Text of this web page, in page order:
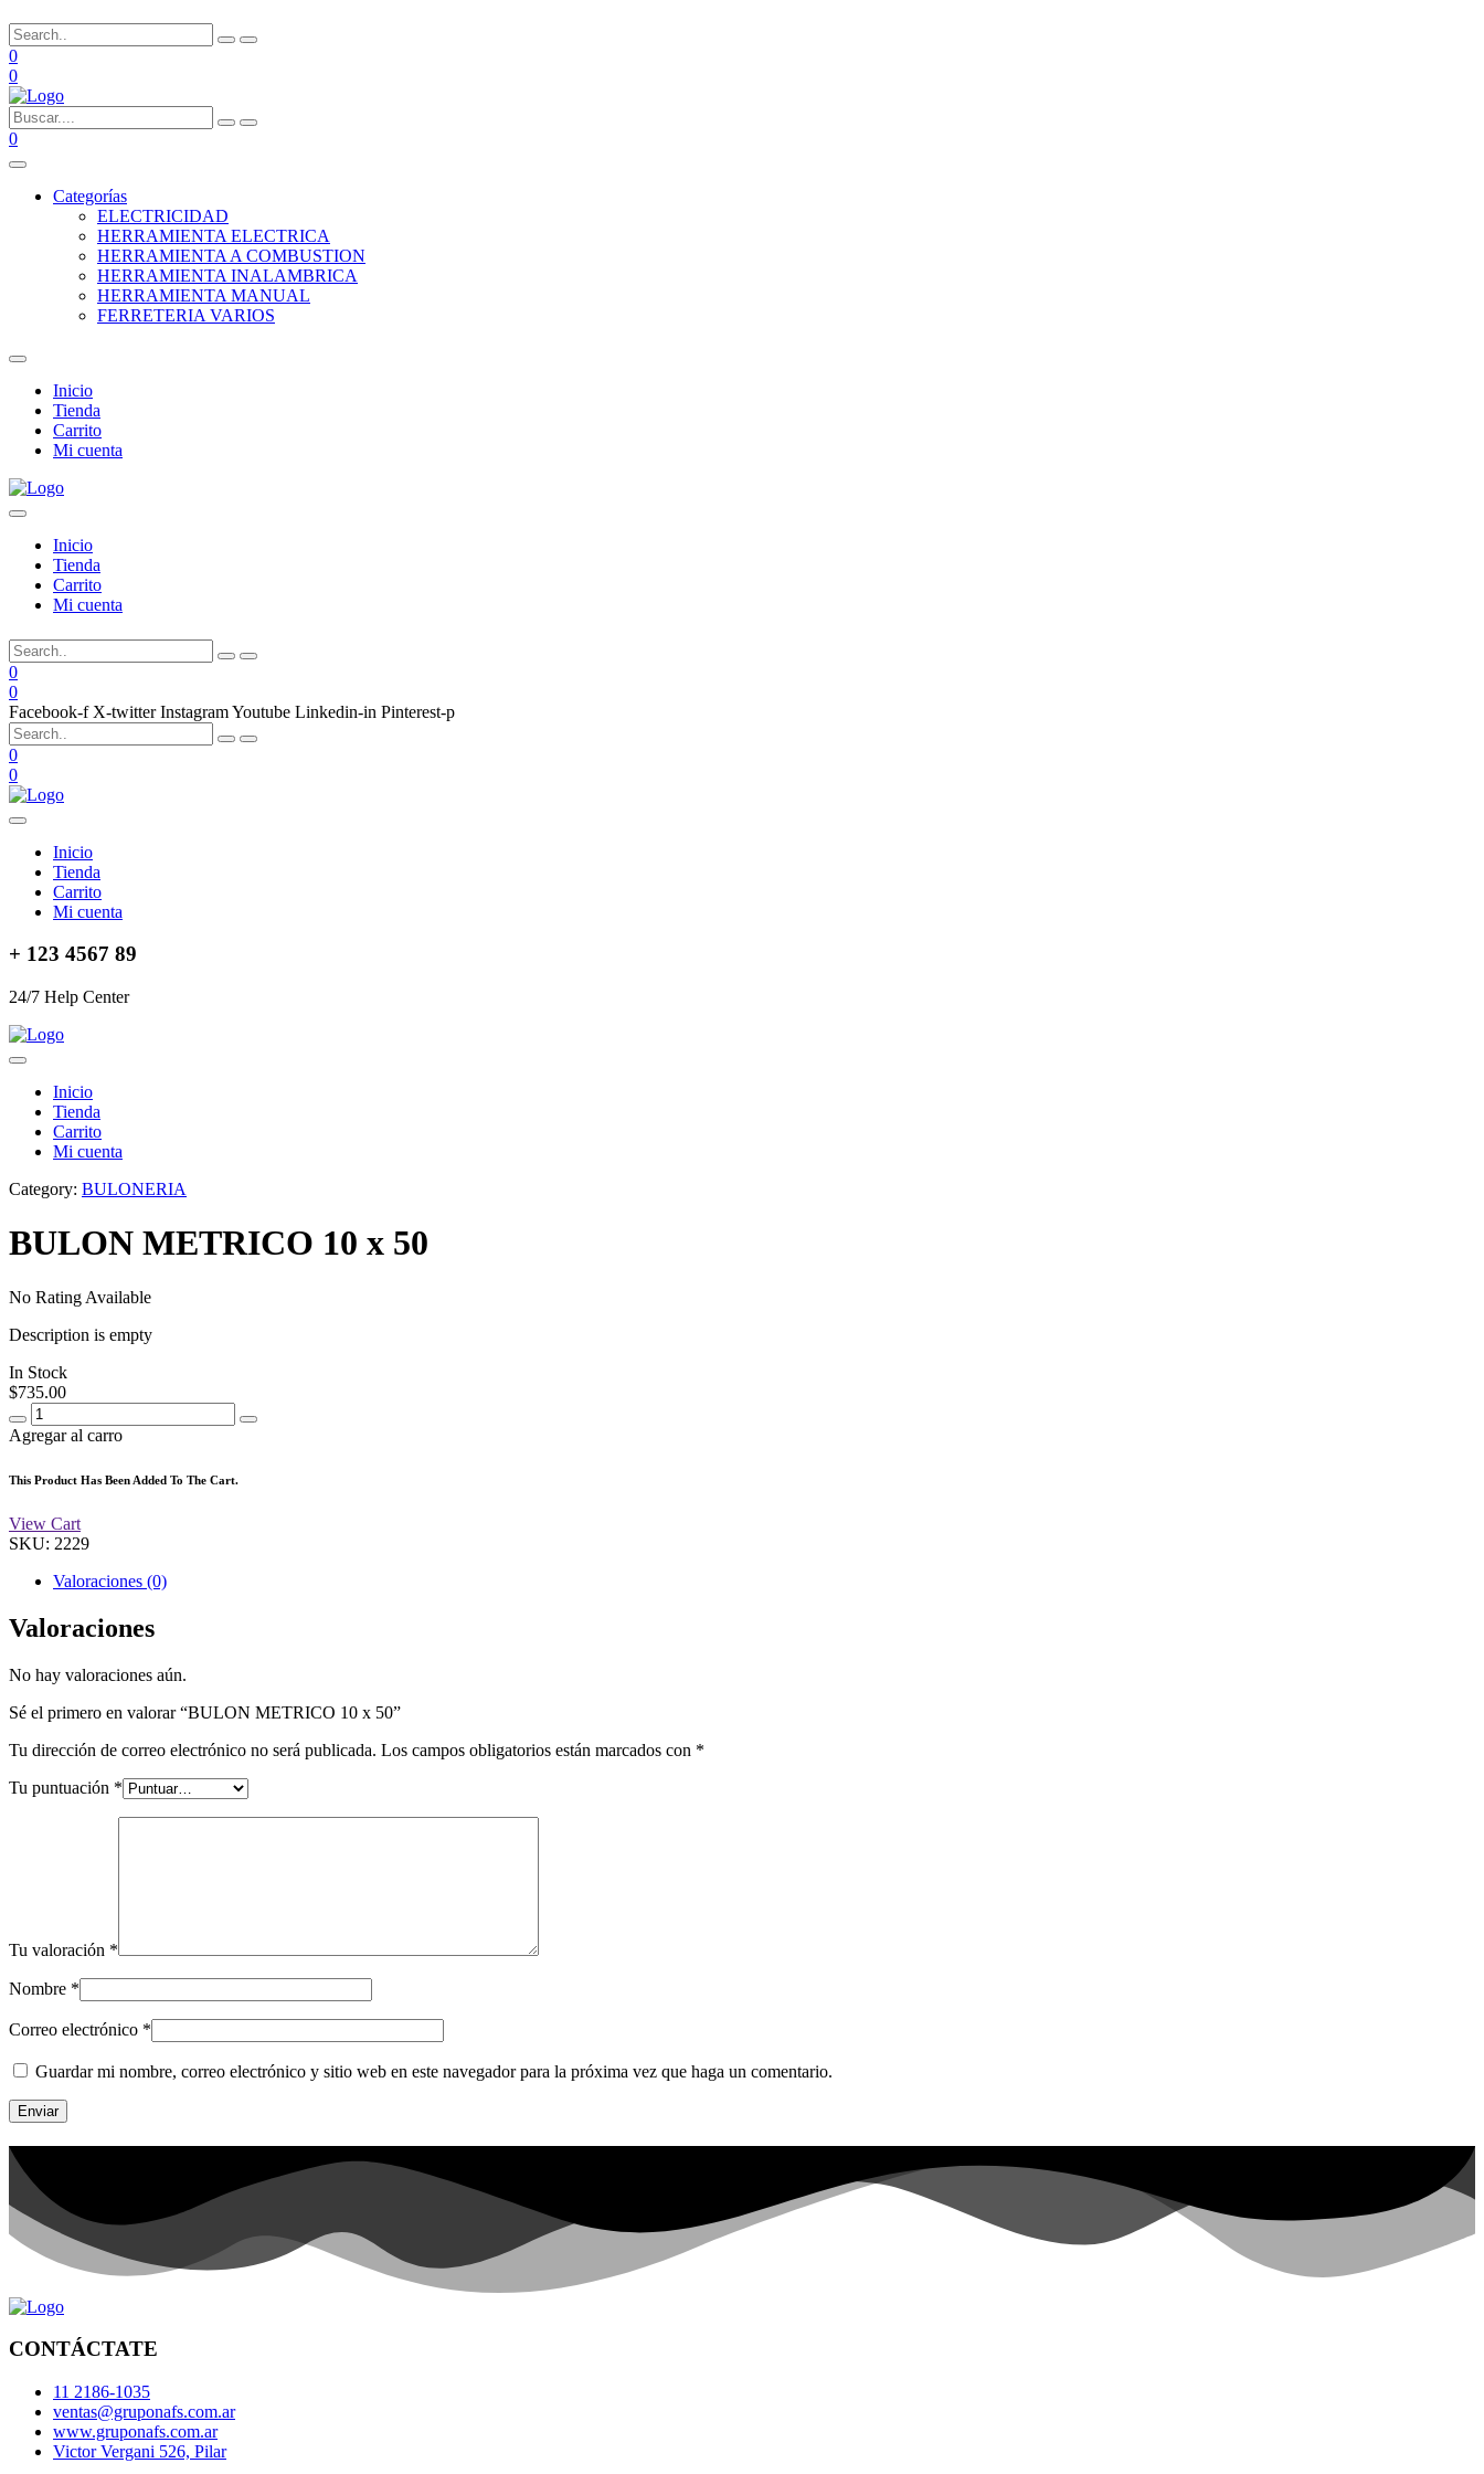
0
0
0
Categorías
ELECTRICIDAD
HERRAMIENTA ELECTRICA
HERRAMIENTA A COMBUSTION
HERRAMIENTA INALAMBRICA
HERRAMIENTA MANUAL
FERRETERIA VARIOS
Inicio
Tienda
Carrito
Mi cuenta
Inicio
Tienda
Carrito
Mi cuenta
0
0
Facebook-f X-twitter InstagramYoutube Linkedin-in Pinterest-p
0
0
Inicio
Tienda
Carrito
Mi cuenta
+ 123 4567 89
24/7 Help Center
Inicio
Tienda
Carrito
Mi cuenta
Category: BULONERIA
BULON METRICO 10 x 50
No Rating Available
Description is empty
In Stock
$735.00
Agregar al carro
This Product Has Been Added To The Cart.
View Cart
SKU: 2229
Valoraciones (0)
Valoraciones
No hay valoraciones aún.
Sé el primero en valorar “BULON METRICO 10 x 50”
Tu dirección de correo electrónico no será publicada. Los campos obligatorios están marcados con *
Tu puntuación *
Tu valoración *
Nombre *
Correo electrónico *
Guardar mi nombre, correo electrónico y sitio web en este navegador para la próxima vez que haga un comentario.
CONTÁCTATE
11 2186-1035
ventas@gruponafs.com.ar
www.gruponafs.com.ar
Victor Vergani 526, Pilar